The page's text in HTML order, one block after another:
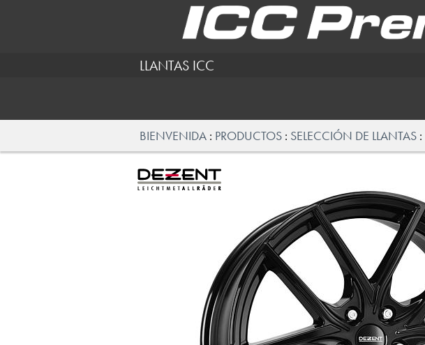
LLANTAS ICC
BIENVENIDA PRODUCTOS SELECCIÓN DE LLANTAS